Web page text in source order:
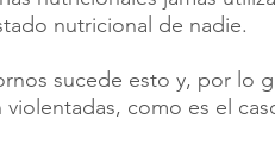
nutricional de nadie.
sucede esto y, por lo
como es el